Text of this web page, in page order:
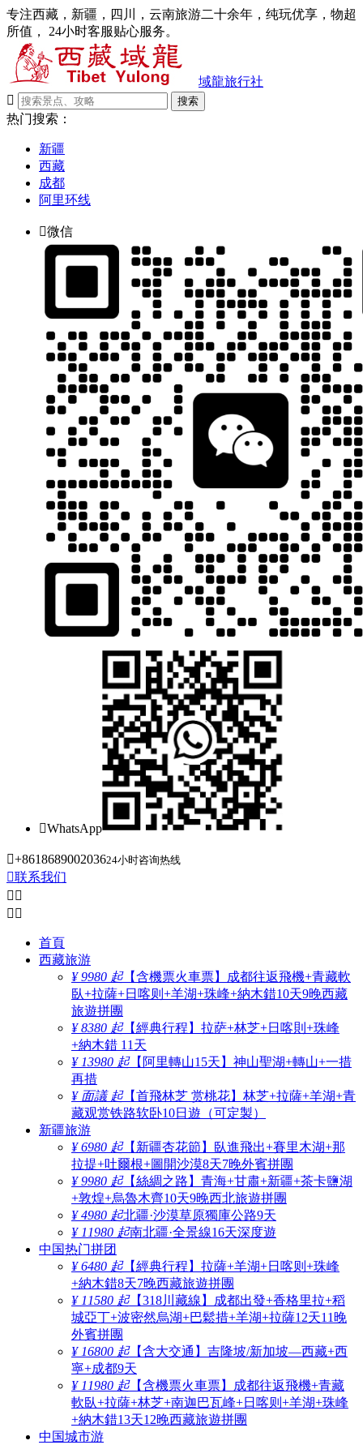
专注西藏，新疆，四川，云南旅游二十余年，纯玩优享，物超
所值， 24小时客服贴心服务。
域龍旅行社

搜索
热门搜索：
新疆
西藏
成都
阿里环线
微信
WhatsApp
+861868900203624小时咨询热线
联系我们
 
 
首頁
西藏旅游
¥ 9980 起【含機票火車票】成都往返飛機+青藏軟
臥+拉薩+日喀则+羊湖+珠峰+納木錯10天9晚西藏
旅遊拼團
¥ 8380 起【經典行程】拉萨+林芝+日喀則+珠峰
+納木錯 11天
¥ 13980 起【阿里轉山15天】神山聖湖+轉山+一措
再措
¥ 面議 起【首飛林芝 赏桃花】林芝+拉薩+羊湖+青
藏观赏铁路软卧10日遊（可定製）
新疆旅游
¥ 6980 起【新疆杏花節】臥進飛出+賽里木湖+那
拉提+吐爾根+圖開沙漠8天7晚外賓拼團
¥ 9980 起【絲綢之路】青海+甘肅+新疆+茶卡鹽湖
+敦煌+烏魯木齊10天9晚西北旅遊拼團
¥ 4980 起北疆·沙漠草原獨庫公路9天
¥ 11980 起南北疆·全景線16天深度遊
中国热门拼团
¥ 6480 起【經典行程】拉薩+羊湖+日喀则+珠峰
+納木錯8天7晚西藏旅遊拼團
¥ 11580 起【318川藏線】成都出發+香格里拉+稻
城亞丁+波密然烏湖+巴鬆措+羊湖+拉薩12天11晚
外賓拼團
¥ 16800 起【含大交通】吉隆坡/新加坡—西藏+西
寧+成都9天
¥ 11980 起【含機票火車票】成都往返飛機+青藏
軟臥+拉薩+林芝+南迦巴瓦峰+日喀则+羊湖+珠峰
+納木錯13天12晚西藏旅遊拼團
中国城市游